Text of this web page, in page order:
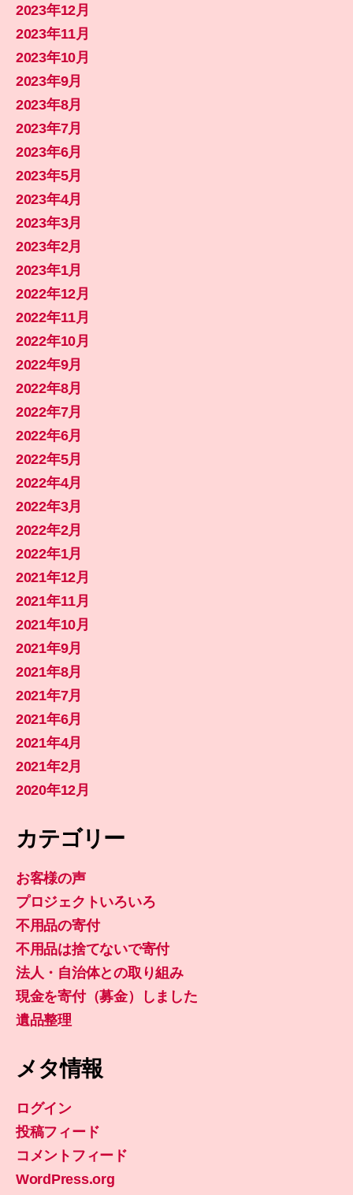
2023年12月
2023年11月
2023年10月
2023年9月
2023年8月
2023年7月
2023年6月
2023年5月
2023年4月
2023年3月
2023年2月
2023年1月
2022年12月
2022年11月
2022年10月
2022年9月
2022年8月
2022年7月
2022年6月
2022年5月
2022年4月
2022年3月
2022年2月
2022年1月
2021年12月
2021年11月
2021年10月
2021年9月
2021年8月
2021年7月
2021年6月
2021年4月
2021年2月
2020年12月
カテゴリー
お客様の声
プロジェクトいろいろ
不用品の寄付
不用品は捨てないで寄付
法人・自治体との取り組み
現金を寄付（募金）しました
遺品整理
メタ情報
ログイン
投稿フィード
コメントフィード
WordPress.org